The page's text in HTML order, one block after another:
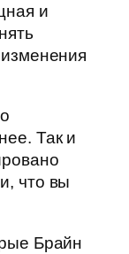
и
Так и
что вы
Брайн